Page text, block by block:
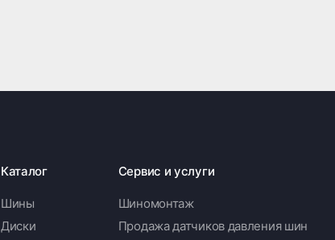
Каталог
Шины
Диски
Сервис и услуги
Шиномонтаж
Продажа датчиков давления шин